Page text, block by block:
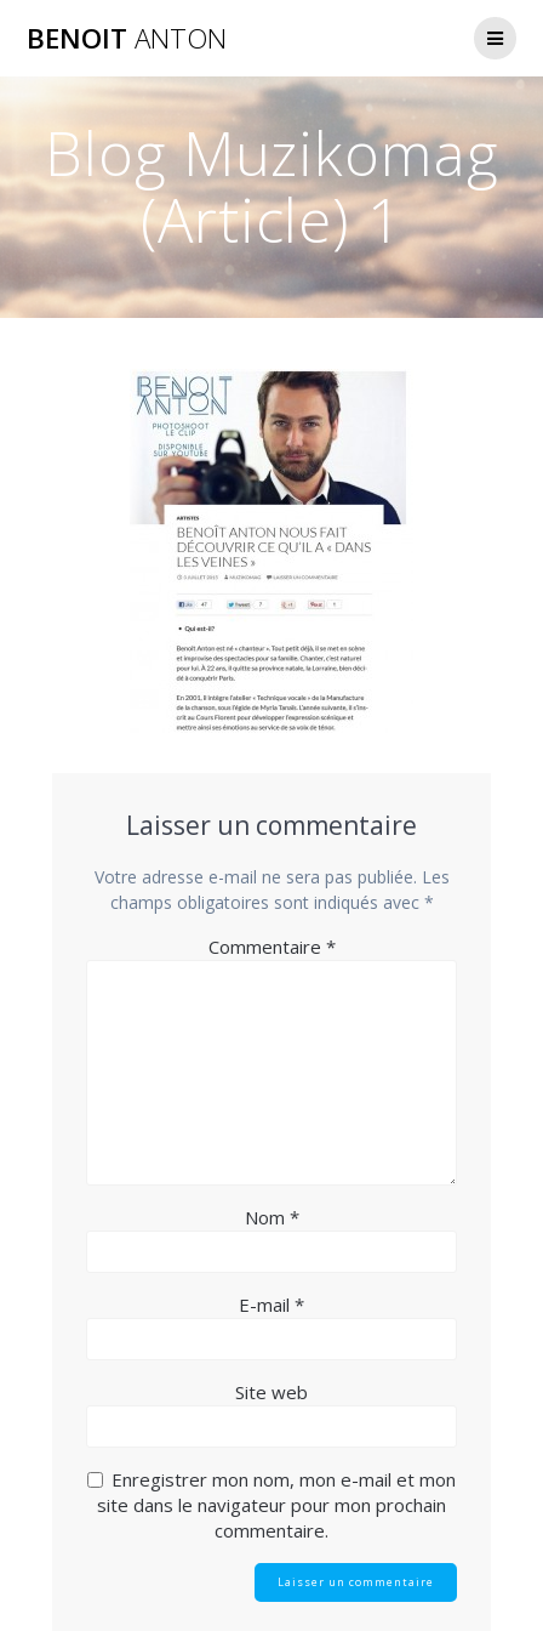
BENOIT ANTON
Blog Muzikomag
(Article) 1
Laisser un commentaire
Votre adresse e-mail ne sera pas publiée. Les
champs obligatoires sont indiqués avec *
Commentaire *
Nom *
E-mail *
Site web
Enregistrer mon nom, mon e-mail et mon
site dans le navigateur pour mon prochain
commentaire.